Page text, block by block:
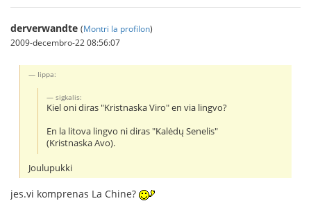
derverwandte (Montri la profilon)
2009-decembro-22 08:56:07
Iippa:
sigkalis:
Kiel oni diras "Kristnaska Viro" en via lingvo?
En la litova lingvo ni diras "Kalėdų Senelis"
(Kristnaska Avo).
Joulupukki
jes.vi komprenas La Chine?